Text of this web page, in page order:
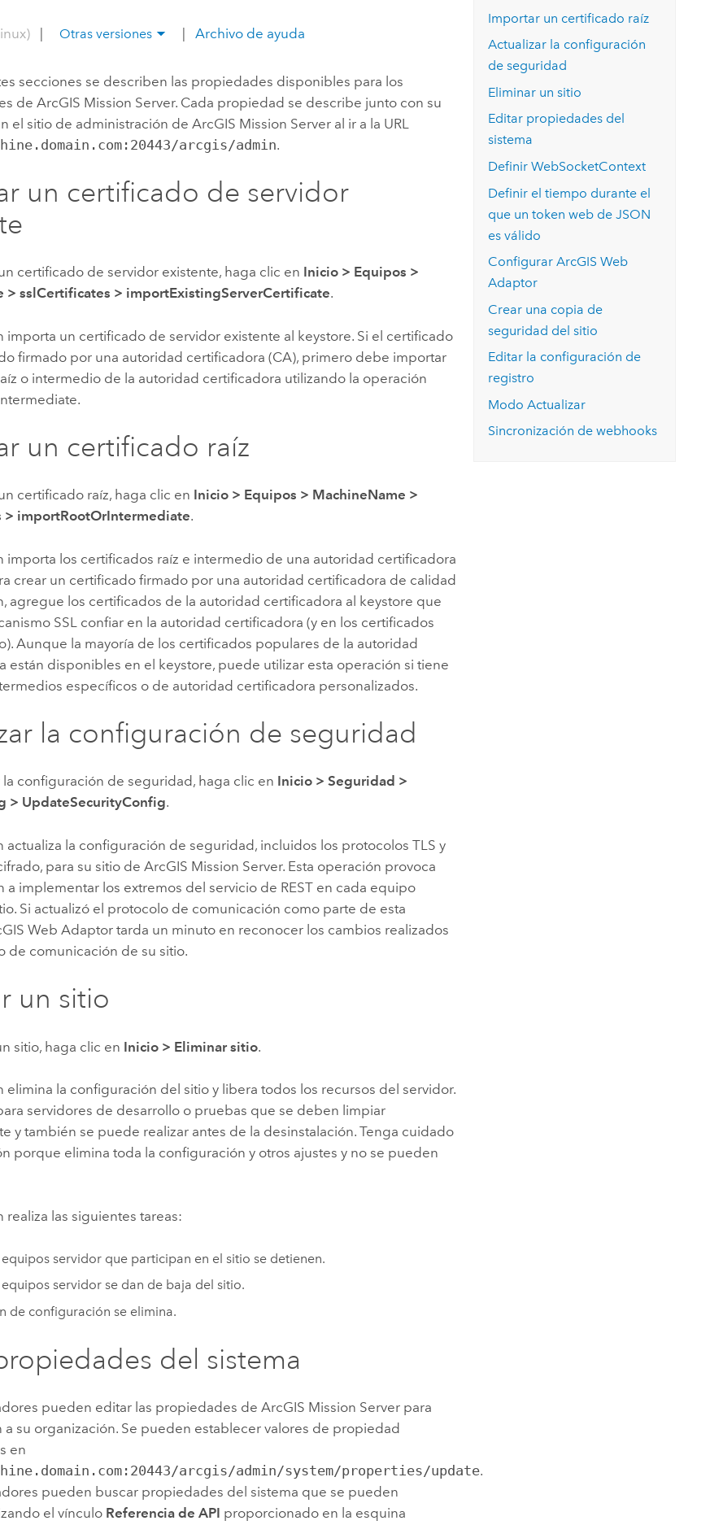
Explorar ArcGIS Pro
Todas las historias
Leer la historia
Otras versiones Archivo de ayuda
secciones se describen las propiedades disponibles para los
deArcGIS Mission Server. Cada propiedad se describe junto con su
el sitio de administración deArcGIS Mission Server al ir a la URL
arcgis/admin.
un certificado de servidor
certificado de servidor existente, haga clic en Inicio > Equipos >
> sslCertificates > importExistingServerCertificate.
importa un certificado de servidor existente al keystore. Si el certificado
firmado por una autoridad certificadora (CA), primero debe importar
o intermedio de la autoridad certificadora utilizando la operación
un certificado raíz
certificado raíz, haga clic en Inicio > Equipos > MachineName >
> importRootOrIntermediate.
importa los certificados raíz e intermedio de una autoridad certificadora
crear un certificado firmado por una autoridad certificadora de calidad
agregue los certificados de la autoridad certificadora al keystore que
SSL confiar en la autoridad certificadora (y en los certificados
Aunque la mayoría de los certificados populares de la autoridad
están disponibles en el keystore, puede utilizar esta operación si tiene
específicos o de autoridad certificadora personalizados.
la configuración de seguridad
la configuración de seguridad, haga clic en Inicio > Seguridad >
> UpdateSecurityConfig.
actualiza la configuración de seguridad, incluidos los protocolos TLS y
para su sitio deArcGIS Mission Server. Esta operación provoca
a implementar los extremos del servicio de REST en cada equipo
Si actualizó el protocolo de comunicación como parte de esta
Web Adaptortarda un minuto en reconocer los cambios realizados
de comunicación de su sitio.
un sitio
sitio, haga clic en Inicio > Eliminar sitio.
elimina la configuración del sitio y libera todos los recursos del servidor.
servidores de desarrollo o pruebas que se deben limpiar
y también se puede realizar antes de la desinstalación. Tenga cuidado
porque elimina toda la configuración y otros ajustes y no se pueden
realiza las siguientes tareas:
servidor que participan en el sitio se detienen.
servidor se dan de baja del sitio.
de configuración se elimina.
del sistema
pueden editar las propiedades deArcGIS Mission Server para
a su organización. Se pueden establecer valores de propiedad
en
arcgis/admin/system/properties/update.
pueden buscar propiedades del sistema que se pueden
el vínculo Referencia de API proporcionado en la esquina
Importar un certificado raíz
Actualizar la configuración
de seguridad
Eliminar un sitio
Editar propiedades del
sistema
Definir WebSocketContext
Definir el tiempo durante el
que un token web de JSON
es válido
ConfigurarArcGIS Web
Adaptor
Crear una copia de
seguridad del sitio
Editar la configuración de
registro
Modo Actualizar
Sincronización de webhooks